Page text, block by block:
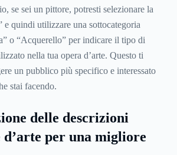
se sei un pittore, potresti selezionare la
e quindi utilizzare una sottocategoria
o “Acquerello” per indicare il tipo di
nella tua opera d’arte. Questo ti
un pubblico più specifico e interessato
stai facendo.
delle descrizioni
d’arte per una migliore